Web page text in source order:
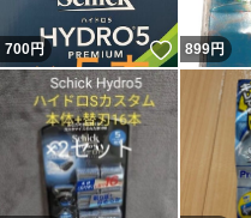
700円 いいね！
899円